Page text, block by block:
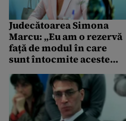
Judecătoarea Simona
Marcu: „Eu am o rezervă
față de modul în care
sunt întocmite aceste